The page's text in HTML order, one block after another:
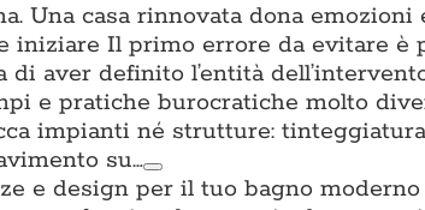
Una casa rinnovata dona emozioni
iniziare Il primo errore da evitare è
aver definito l’entità
e pratiche burocratiche molto
impianti né strutture:
su…
e design per il tuo bagno moderno